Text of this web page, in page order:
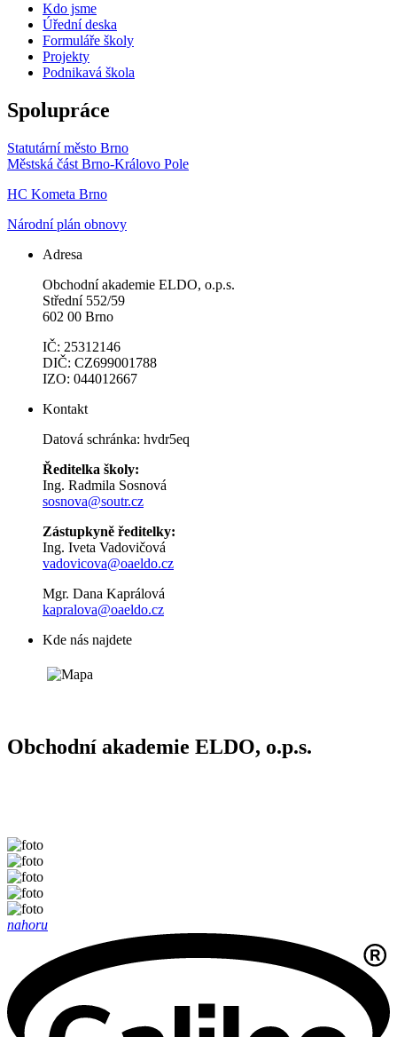
Kdo jsme
Úřední deska
Formuláře školy
Projekty
Podnikavá škola
Spolupráce
Statutární město Brno
Městská část Brno-Královo Pole
HC Kometa Brno
Národní plán obnovy
Adresa
Obchodní akademie ELDO, o.p.s.
Střední 552/59
602 00 Brno
IČ: 25312146
DIČ: CZ699001788
IZO: 044012667
Kontakt
Datová schránka: hvdr5eq
Ředitelka školy:
Ing. Radmila Sosnová
sosnova@soutr.cz
Zástupkyně ředitelky:
Ing. Iveta Vadovičová
vadovicova@oaeldo.cz
Mgr. Dana Kaprálová
kapralova@oaeldo.cz
Kde nás najdete
Obchodní akademie ELDO, o.p.s.
nahoru